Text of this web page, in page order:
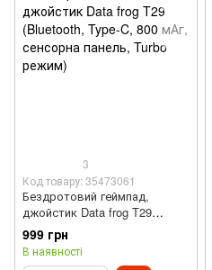
3
Код товару: 35473061
Бездротовий геймпад,
джойстик Data frog T29
(Bluetooth, Type-C, 800 мАг,
сенсорна панель, Turbo
режим)
999 грн
В наявності